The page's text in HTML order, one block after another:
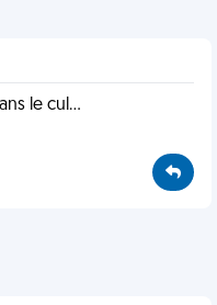
le cul...